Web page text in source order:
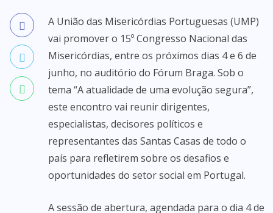
A União das Misericórdias Portuguesas (UMP)
vai promover o 15º Congresso Nacional das
Misericórdias, entre os próximos dias 4 e 6 de
junho, no auditório do Fórum Braga. Sob o
tema “A atualidade de uma evolução segura”,
este encontro vai reunir dirigentes,
especialistas, decisores políticos e
representantes das Santas Casas de todo o
país para refletirem sobre os desafios e
oportunidades do setor social em Portugal.
A sessão de abertura, agendada para o dia 4 de